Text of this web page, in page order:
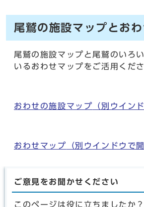
尾鷲の施設マップとお
尾鷲の施設マップと尾鷲のいろ
いるおわせマップをご活用くださ
おわせの施設マップ （別ウイン
おわせマップ （別ウインドウで開
ご意見をお聞かせください
このページは役に立ちましたか？